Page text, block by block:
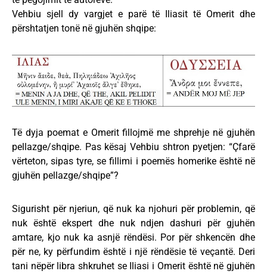
Vehbiu sjell dy vargjet e parë të Iliasit të Omerit dhe
përshtatjen tonë në gjuhën shqipe:
Të dyja poemat e Omerit fillojmë me shprehje në gjuhën
pellazge/shqipe. Pas kësaj Vehbiu shtron pyetjen: “Çfarë
vërteton, sipas tyre, se fillimi i poemës homerike është në
gjuhën pellazge/shqipe”?
Sigurisht për njeriun, që nuk ka njohuri për problemin, që
nuk është ekspert dhe nuk ndjen dashuri për gjuhën
amtare, kjo nuk ka asnjë rëndësi. Por për shkencën dhe
për ne, ky përfundim është i një rëndësie të veçantë. Deri
tani nëpër libra shkruhet se Iliasi i Omerit është në gjuhën